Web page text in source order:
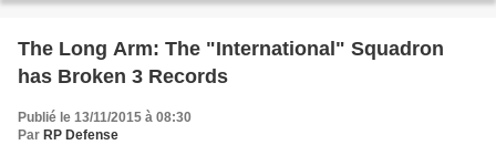
The Long Arm: The "International" Squadron
has Broken 3 Records
Publié le 13/11/2015 à 08:30
Par RP Defense